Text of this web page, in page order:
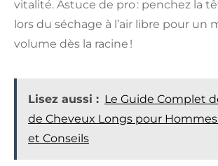
vitalité. Astuce de pro : penchez la
lors du séchage à l’air libre pour un
volume dès la racine !
Lisez aussi : Le Guide Complet
de Cheveux Longs pour Hommes
et Conseils